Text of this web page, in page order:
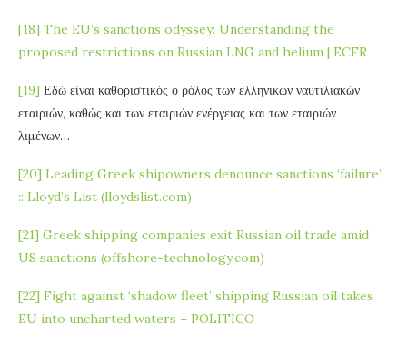
[18] The EU’s sanctions odyssey: Understanding the
proposed restrictions on Russian LNG and helium | ECFR
[19] Εδώ είναι καθοριστικός ο ρόλος των ελληνικών ναυτιλιακών
εταιριών, καθώς και των εταιριών ενέργειας και των εταιριών
λιμένων…
[20] Leading Greek shipowners denounce sanctions ‘failure’
:: Lloyd’s List (lloydslist.com)
[21] Greek shipping companies exit Russian oil trade amid
US sanctions (offshore-technology.com)
[22] Fight against ‘shadow fleet’ shipping Russian oil takes
EU into uncharted waters – POLITICO